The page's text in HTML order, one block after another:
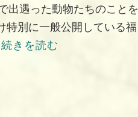
出遇った動物たちのことを
特別に一般公開している福
続きを読む